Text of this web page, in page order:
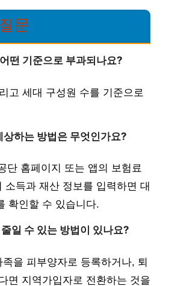
문
떤 기준으로 부과되나요?
고 세대 구성원 수를 기준으로
하는 방법은 무엇인가요?
단 홈페이지 또는 앱의 보험료
소득과 재산 정보를 입력하면 대
확인할 수 있습니다.
일 수 있는 방법이 있나요?
을 피부양자로 등록하거나, 퇴
면 지역가입자로 전환하는 것을